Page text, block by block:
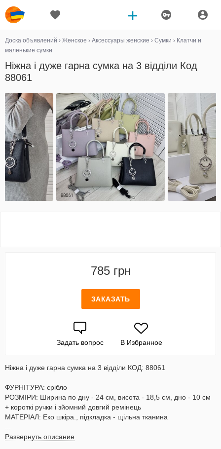
Доска объявлений › Женское › Аксессуары женские › Сумки › Клатчи и
маленькие сумки
Ніжна і дуже гарна сумка на 3 відділи Код
88061
785 грн
ЗАКАЗАТЬ
Задать вопрос В Избранное
Ніжна і дуже гарна сумка на 3 відділи КОД: 88061
ФУРНІТУРА: срібло
РОЗМІРИ: Ширина по дну - 24 см, висота - 18,5 см, дно - 10 см
+ короткі ручки і зйомний довгий ремінець
МАТЕРІАЛ: Еко шкіра., підкладка - щільна тканина
Развернуть описание